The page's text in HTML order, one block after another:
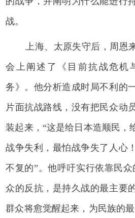
战。
上海、太原失守后，周恩
会上阐述了《目前抗战危机
务》。他分析造成时局不利的
片面抗战路线，没有把民众动
装起来，“这是给日本造顺民，
战争失利，最怕战争失了人心
不复的”。他呼吁实行依靠民
众的反抗，是持久战的最主要
群众将愈觉醒起来，为民族的